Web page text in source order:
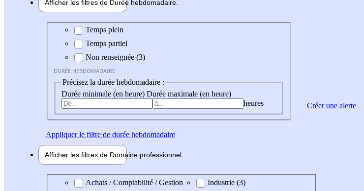
Afficher les filtres de Durée hebdomadaire
Durée hebdomadaire
Temps plein
Temps partiel
Non renseignée (3)
DURÉE HEBDOMADAIRE
Précisez la durée hebdomadaire :
Durée minimale (en heure) Durée maximale (en heure)
heures
Appliquerle filtre de durée hebdomadaire
Afficher les filtres de Domaine professionnel
Domaine professionel
Achats / Comptabilité / Gestion
Industrie (3)
Créer une alerte